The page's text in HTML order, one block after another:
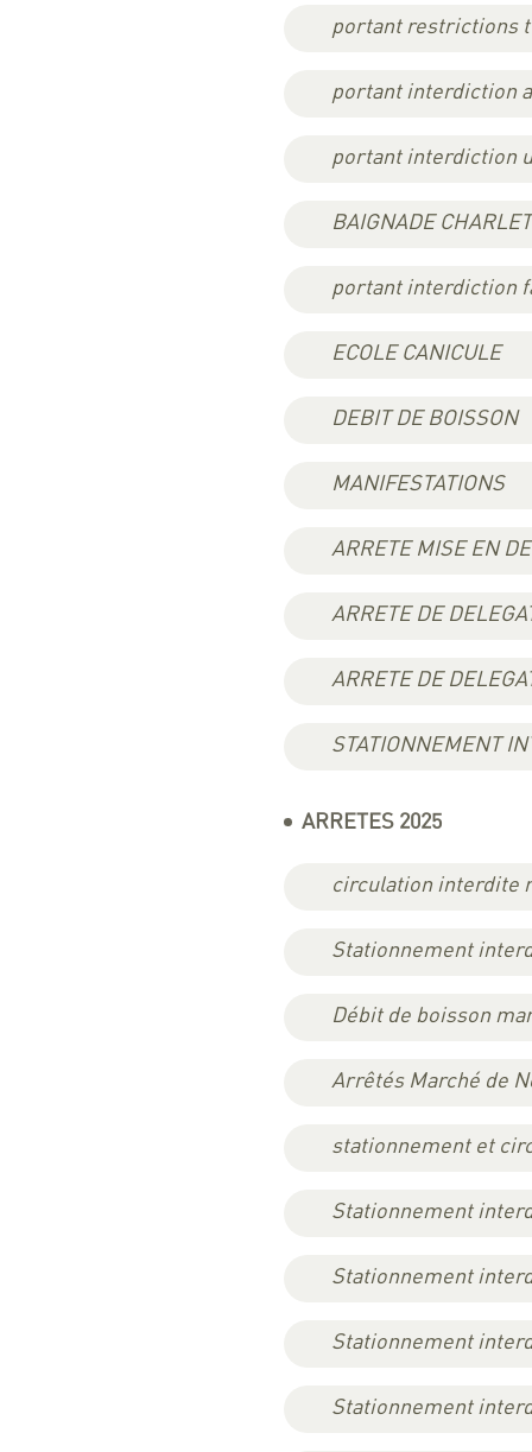
portant restrictions
portant interdiction
portant interdiction
BAIGNADE
portant interdiction
ECOLE CANICULE
DEBIT DE BOISSON
MANIFESTATIONS
ARRETE MISE EN
ARRETE DE
ARRETE DE
STATIONNEMENT
ARRETES 2025
circulation interdite
Stationnement
Débit de boisson
Arrêtés Marché de
stationnement et
Stationnement
Stationnement
Stationnement
Stationnement